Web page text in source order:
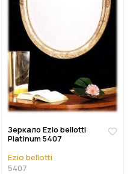
Зеркало Ezio bellotti
Platinum 5407
Ezio bellotti
5407